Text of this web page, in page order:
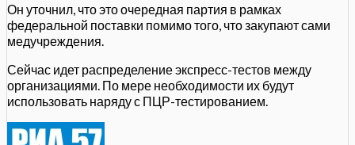
Он уточнил, что это очередная партия в рамках
федеральной поставки помимо того, что закупают сами
медучреждения.
Сейчас идет распределение экспресс-тестов между
организациями. По мере необходимости их будут
использовать наряду с ПЦР-тестированием.